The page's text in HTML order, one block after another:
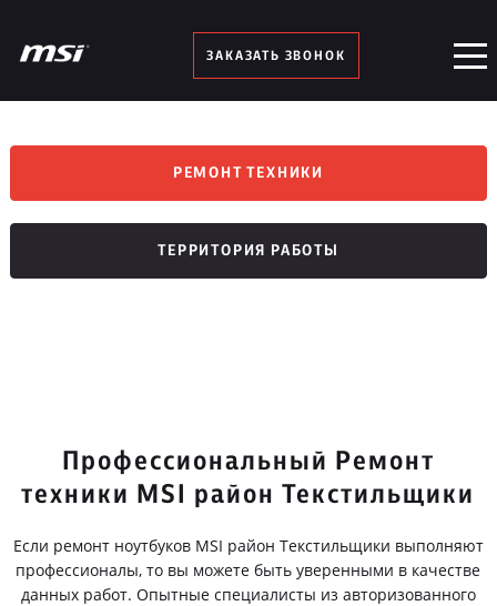
ЗАКАЗАТЬ ЗВОНОК
РЕМОНТ ТЕХНИКИ
ТЕРРИТОРИЯ РАБОТЫ
Профессиональный Ремонт
техники MSI район Текстильщики
Если ремонт ноутбуков MSI район Текстильщики выполняют
профессионалы, то вы можете быть уверенными в качестве
данных работ. Опытные специалисты из авторизованного